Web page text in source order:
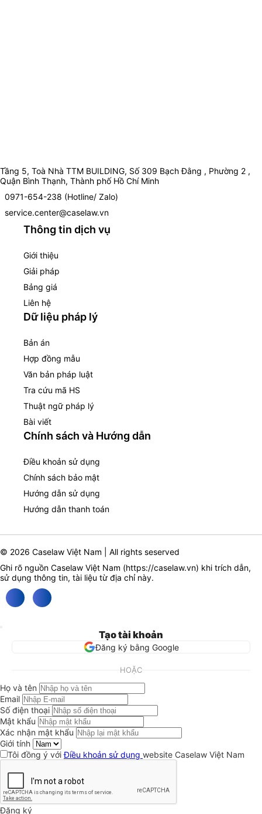
Tầng 5, Toà Nhà TTM BUILDING, Số 309 Bạch Đằng , Phường 2 ,
Quận Bình Thạnh, Thành phố Hồ Chí Minh
0971-654-238 (Hotline/ Zalo)
service.center@caselaw.vn
Thông tin dịch vụ
Giới thiệu
Giải pháp
Bảng giá
Liên hệ
Dữ liệu pháp lý
Bản án
Hợp đồng mẫu
Văn bản pháp luật
Tra cứu mã HS
Thuật ngữ pháp lý
Bài viết
Chính sách và Hướng dẫn
Điều khoản sử dụng
Chính sách bảo mật
Hướng dẫn sử dụng
Hướng dẫn thanh toán
© 2026 Caselaw Việt Nam | All rights seserved
Ghi rõ nguồn Caselaw Việt Nam (https://caselaw.vn) khi trích dẫn,
sử dụng thông tin, tài liệu từ địa chỉ này.
Tạo tài khoản
Đăng ký bằng Google
HOẶC
Họ và tên
Email
Số điện thoại
Mật khẩu
Xác nhận mật khẩu
Giới tính
Tôi đồng ý vớiĐiều khoản sử dụng website Caselaw Việt Nam
Đăng ký